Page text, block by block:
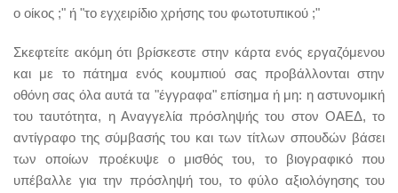
ο οίκος ;" ή "το εγχειρίδιο χρήσης του φωτοτυπικού ;"
Σκεφτείτε ακόμη ότι βρίσκεστε στην κάρτα ενός εργαζόμενου
και με το πάτημα ενός κουμπιού σας προβάλλονται στην
οθόνη σας όλα αυτά τα "έγγραφα" επίσημα ή μη: η αστυνομική
του ταυτότητα, η Αναγγελία πρόσληψής του στον ΟΑΕΔ, το
αντίγραφο της σύμβασής του και των τίτλων σπουδών βάσει
των οποίων προέκυψε ο μισθός του, το βιογραφικό που
υπέβαλλε για την πρόσληψή του, το φύλο αξιολόγησης του